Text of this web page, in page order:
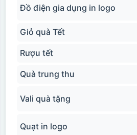
Đồ điện gia dụng in logo
Giỏ quà Tết
Rượu tết
Quà trung thu
Vali quà tặng
Quạt in logo